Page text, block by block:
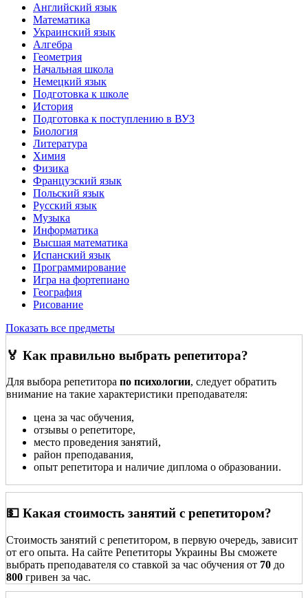
Английский язык
Математика
Украинский язык
Алгебра
Геометрия
Начальная школа
Немецкий язык
Подготовка к школе
История
Подготовка к поступлению в ВУЗ
Биология
Литература
Химия
Физика
Французский язык
Польский язык
Русский язык
Музыка
Информатика
Высшая математика
Испанский язык
Программирование
Игра на фортепиано
География
Рисование
Показать все предметы
🏅 Как правильно выбрать репетитора?
Для выбора репетитора по психологии, следует обратить
внимание на такие характеристики преподавателя:
цена за час обучения,
отзывы о репетиторе,
место проведения занятий,
район преподавания,
опыт репетитора и наличие диплома о образовании.
💵 Какая стоимость занятий с репетитором?
Стоимость занятий с репетитором, в первую очередь, зависит
от его опыта. На сайте Репетиторы Украины Вы сможете
выбрать преподавателя со ставкой за час обучения от 70 до
800 гривен за час.